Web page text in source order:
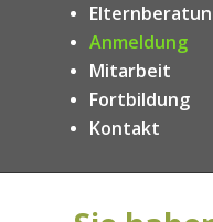
Anmeldung
Mitarbeit
Fortbildung
Kontakt